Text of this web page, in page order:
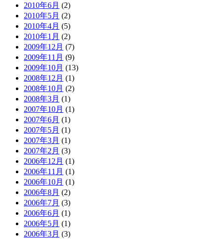
2010年6月 (2)
2010年5月 (2)
2010年4月 (5)
2010年1月 (2)
2009年12月 (7)
2009年11月 (9)
2009年10月 (13)
2008年12月 (1)
2008年10月 (2)
2008年3月 (1)
2007年10月 (1)
2007年6月 (1)
2007年5月 (1)
2007年3月 (1)
2007年2月 (3)
2006年12月 (1)
2006年11月 (1)
2006年10月 (1)
2006年8月 (2)
2006年7月 (3)
2006年6月 (1)
2006年5月 (1)
2006年3月 (3)